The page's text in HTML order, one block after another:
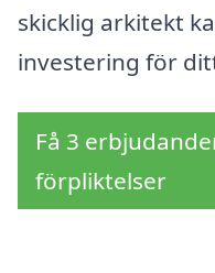
skicklig arkitekt
investering för
Få 3
förpliktelser